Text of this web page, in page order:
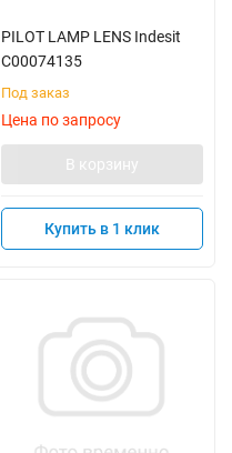
PILOT LAMP LENS Indesit
C00074135
Под заказ
Цена по запросу
В корзину
Купить в 1 клик